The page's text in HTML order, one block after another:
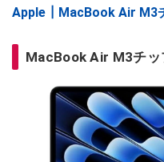
Apple┃MacBook Air M3
MacBook Air M3チッ